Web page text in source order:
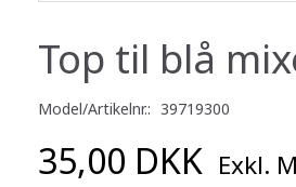
Top til blå
Model/Artikelnr.: 39719300
35,00 DKK Exkl.